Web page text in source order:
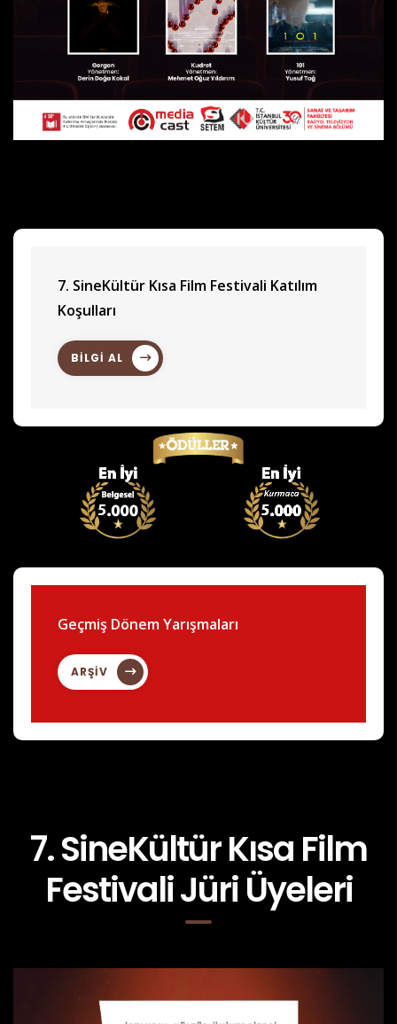
7. SineKültür Kısa Film Festivali Katılım
Koşulları
BİLGİ AL
Geçmiş Dönem Yarışmaları
ARŞİV
7. SineKültür Kısa Film
Festivali Jüri Üyeleri